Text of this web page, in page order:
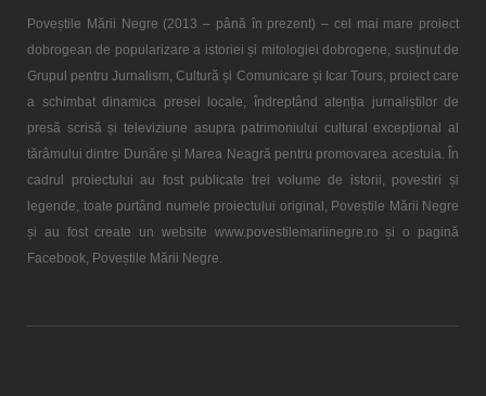
Poveștile Mării Negre (2013 – până în prezent) – cel mai mare proiect
dobrogean de popularizare a istoriei și mitologiei dobrogene, susținut de
Grupul pentru Jurnalism, Cultură și Comunicare și Icar Tours, proiect care
a schimbat dinamica presei locale, îndreptând atenția jurnaliștilor de
presă scrisă și televiziune asupra patrimoniului cultural excepțional al
tărâmului dintre Dunăre și Marea Neagră pentru promovarea acestuia. În
cadrul proiectului au fost publicate trei volume de istorii, povestiri și
legende, toate purtând numele proiectului original, Poveștile Mării Negre
și au fost create un website www.povestilemariinegre.ro și o pagină
Facebook, Poveștile Mării Negre.